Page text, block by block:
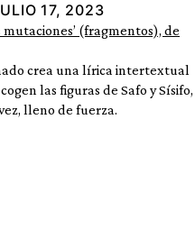
17, 2023
mutaciones’ (fragmentos), de
crea una lírica intertextual
las figuras de Safo y Sísifo,
lleno de fuerza.